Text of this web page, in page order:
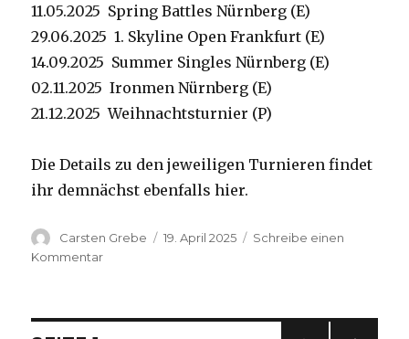
11.05.2025 Spring Battles Nürnberg (E)
29.06.2025 1. Skyline Open Frankfurt (E)
14.09.2025 Summer Singles Nürnberg (E)
02.11.2025 Ironmen Nürnberg (E)
21.12.2025 Weihnachtsturnier (P)
Die Details zu den jeweiligen Turnieren findet
ihr demnächst ebenfalls hier.
Autor
Carsten Grebe
Veröffentlicht
19. April 2025
Schreibe einen
Kommentar